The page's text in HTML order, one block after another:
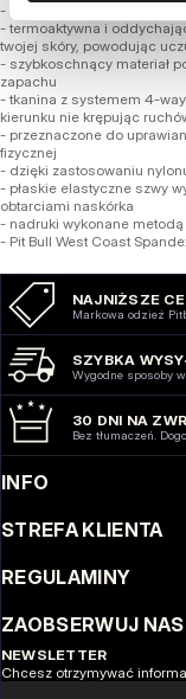
- anatomiczne dopasowanie
- termoaktywna i
twojej skóry, powodując
- szybkoschnący materiał
zapachu
- tkanina z systemem 4-
kierunku nie krępując
- przeznaczone do
fizycznej
- dzięki zastosowaniu
- płaskie elastyczne szwy
obtarciami naskórka
- nadruki wykonane
- Pit Bull West Coast
NAJNIŻSZE
Markowa odzież
SZYBKA
Wygodne sposoby
30 DNI NA
Bez tłumaczeń.
INFO
STREFA KLIENTA
REGULAMINY
ZAOBSERWUJ NAS
NEWSLETTER
Chcesz otrzymywać